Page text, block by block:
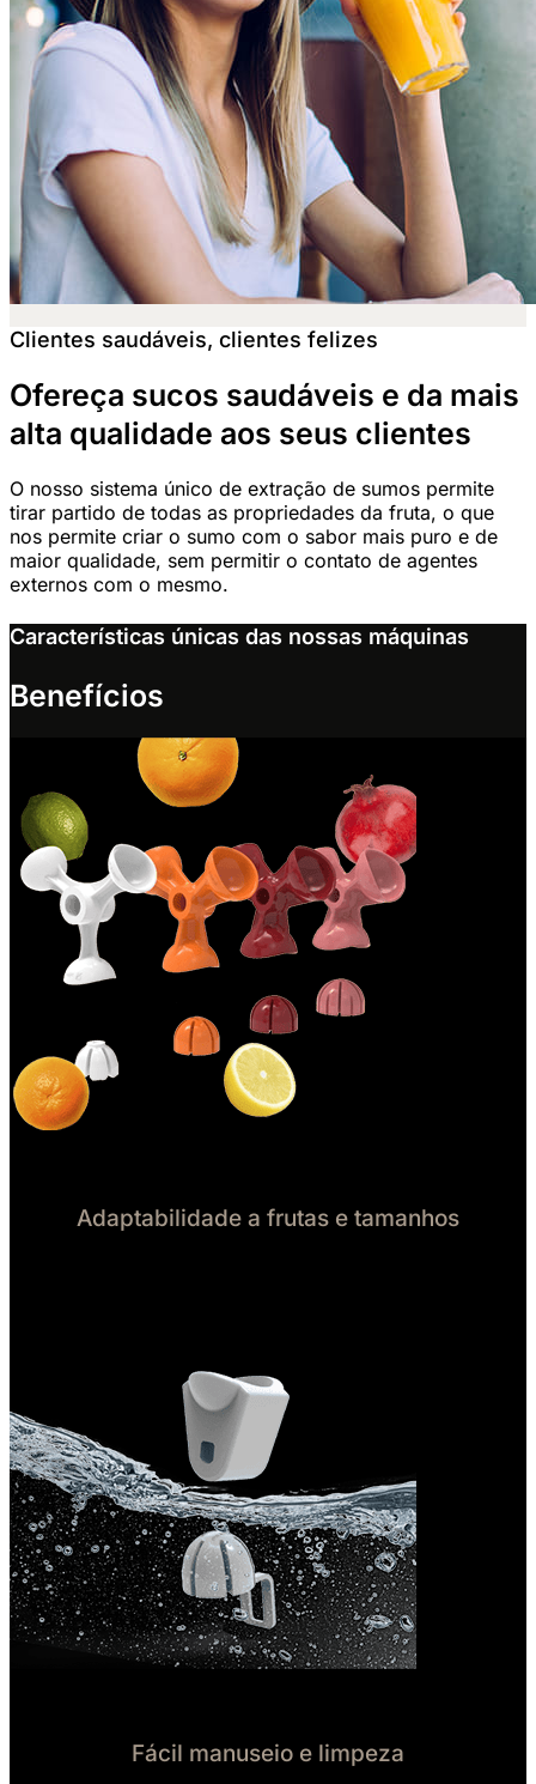
Clientes saudáveis, clientes felizes
Ofereça sucos saudáveis ​​e da mais
alta qualidade aos seus clientes
O nosso sistema único de extração de sumos permite
tirar partido de todas as propriedades da fruta, o que
nos permite criar o sumo com o sabor mais puro e de
maior qualidade, sem permitir o contato de agentes
externos com o mesmo.
Características únicas das nossas máquinas
Benefícios
Adaptabilidade a frutas e tamanhos
Fácil manuseio e limpeza